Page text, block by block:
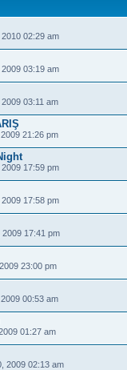
02:29 am
03:19 am
03:11 am
21:26 pm
17:59 pm
17:58 pm
17:41 pm
23:00 pm
00:53 am
01:27 am
2009 02:13 am